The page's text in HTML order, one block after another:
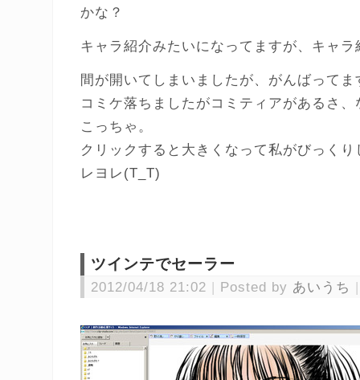
かな？
キャラ紹介みたいになってますが、キャラ
間が開いてしまいましたが、がんばってま
コミケ落ちましたがコミティアがあるさ
こっちゃ。
クリックすると大きくなって私がびっく
レヨレ(T_T)
ツインテでセーラー
2012/04/18 21:02 Posted by あいうち